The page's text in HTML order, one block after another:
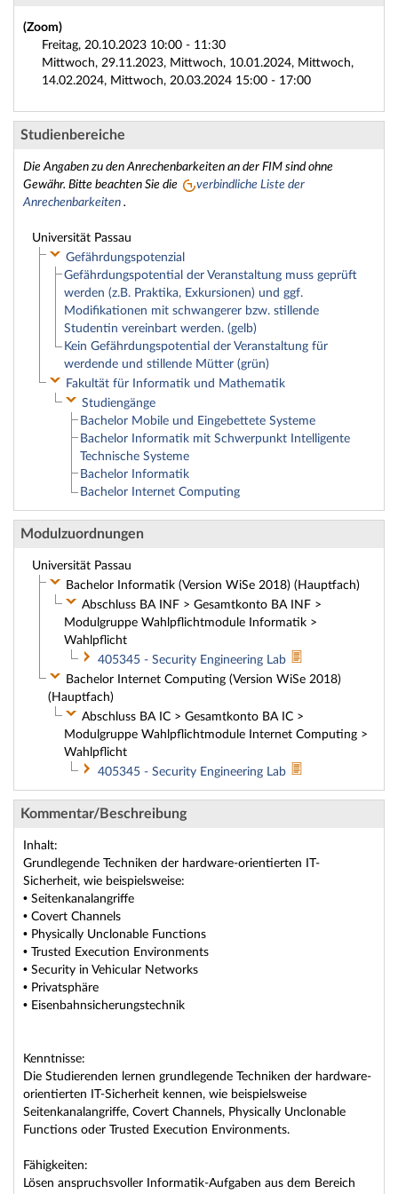
(Zoom)
Freitag, 20.10.2023 10:00 - 11:30
Mittwoch, 29.11.2023, Mittwoch, 10.01.2024, Mittwoch,
14.02.2024, Mittwoch, 20.03.2024 15:00 - 17:00
Studienbereiche
Die Angaben zu den Anrechenbarkeiten an der FIM sind ohne
Gewähr. Bitte beachten Sie die
verbindliche Liste der
Anrechenbarkeiten .
Universität Passau
Gefährdungspotenzial
Gefährdungspotential der Veranstaltung muss geprüft
werden (z.B. Praktika, Exkursionen) und ggf.
Modifikationen mit schwangerer bzw. stillende
Studentin vereinbart werden. (gelb)
Kein Gefährdungspotential der Veranstaltung für
werdende und stillende Mütter (grün)
Fakultät für Informatik und Mathematik
Studiengänge
Bachelor Mobile und Eingebettete Systeme
Bachelor Informatik mit Schwerpunkt Intelligente
Technische Systeme
Bachelor Informatik
Bachelor Internet Computing
Modulzuordnungen
Universität Passau
Bachelor Informatik (Version WiSe 2018) (Hauptfach)
Abschluss BA INF > Gesamtkonto BA INF >
Modulgruppe Wahlpflichtmodule Informatik >
Wahlpflicht
405345 - Security Engineering Lab
Bachelor Internet Computing (Version WiSe 2018)
(Hauptfach)
Abschluss BA IC > Gesamtkonto BA IC >
Modulgruppe Wahlpflichtmodule Internet Computing >
Wahlpflicht
405345 - Security Engineering Lab
Kommentar/Beschreibung
Inhalt:
Grundlegende Techniken der hardware-orientierten IT-
Sicherheit, wie beispielsweise:
• Seitenkanalangriffe
• Covert Channels
• Physically Unclonable Functions
• Trusted Execution Environments
• Security in Vehicular Networks
• Privatsphäre
• Eisenbahnsicherungstechnik
Kenntnisse:
Die Studierenden lernen grundlegende Techniken der hardware-
orientierten IT-Sicherheit kennen, wie beispielsweise
Seitenkanalangriffe, Covert Channels, Physically Unclonable
Functions oder Trusted Execution Environments.
Fähigkeiten:
Lösen anspruchsvoller Informatik-Aufgaben aus dem Bereich